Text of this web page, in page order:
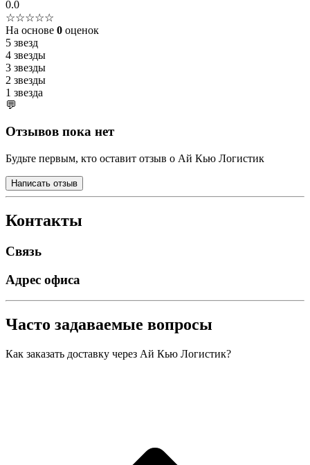
0.0
☆☆☆☆☆
На основе 0 оценок
5 звезд
4 звезды
3 звезды
2 звезды
1 звезда
💬
Отзывов пока нет
Будьте первым, кто оставит отзыв о Ай Кью Логистик
Написать отзыв
Контакты
Связь
Адрес офиса
Часто задаваемые вопросы
Как заказать доставку через Ай Кью Логистик?